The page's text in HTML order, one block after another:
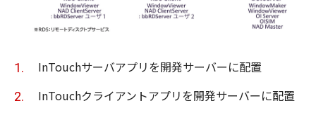
InTouchサーバアプリを開発サーバーに配置
InTouchクライアントアプリを開発サーバーに配置